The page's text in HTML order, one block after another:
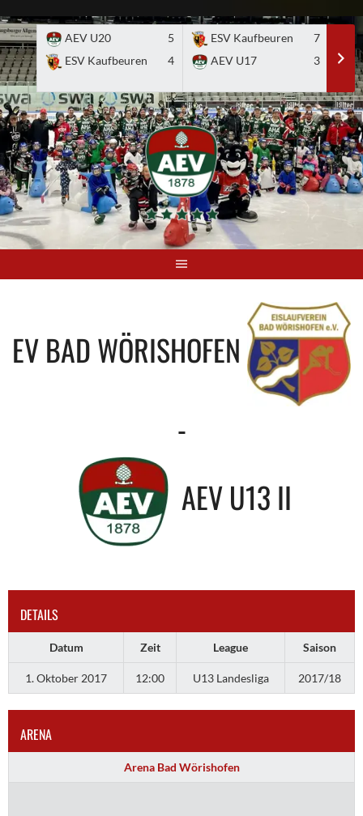
to
content
AEV U20
5
ESV Kaufbeuren
4
ESV Kaufbeuren
7
AEV U17
3
EV BAD WÖRISHOFEN
-
AEV U13 II
DETAILS
Datum Zeit League Saison
1. Oktober 2017 12:00 U13 Landesliga 2017/18
ARENA
Arena Bad Wörishofen